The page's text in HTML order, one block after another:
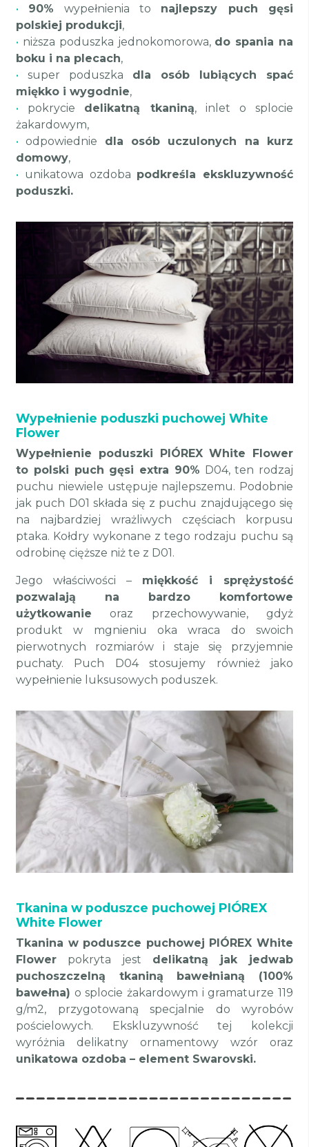
• 90% wypełnienia to najlepszy puch gęsi
polskiej produkcji,
• niższa poduszka jednokomorowa, do spania na
boku i na plecach,
• super poduszka dla osób lubiących spać
miękko i wygodnie,
• pokrycie delikatną tkaniną, inlet o splocie
żakardowym,
• odpowiednie dla osób uczulonych na kurz
domowy,
• unikatowa ozdoba podkreśla ekskluzywność
poduszki.
Wypełnienie poduszki puchowej White
Flower
Wypełnienie poduszki PIÓREX White Flower
to polski puch gęsi extra 90% D04, ten rodzaj
puchu niewiele ustępuje najlepszemu. Podobnie
jak puch D01 składa się z puchu znajdującego się
na najbardziej wrażliwych częściach korpusu
ptaka. Kołdry wykonane z tego rodzaju puchu są
odrobinę cięższe niż te z D01.
Jego właściwości – miękkość i sprężystość
pozwalają na bardzo komfortowe
użytkowanie oraz przechowywanie, gdyż
produkt w mgnieniu oka wraca do swoich
pierwotnych rozmiarów i staje się przyjemnie
puchaty. Puch D04 stosujemy również jako
wypełnienie luksusowych poduszek.
Tkanina w poduszce puchowej PIÓREX
White Flower
Tkanina w poduszce puchowej PIÓREX White
Flower pokryta jest delikatną jak jedwab
puchoszczelną tkaniną bawełnianą (100%
bawełna) o splocie żakardowym i gramaturze 119
g/m2, przygotowaną specjalnie do wyrobów
pościelowych. Ekskluzywność tej kolekcji
wyróżnia delikatny ornamentowy wzór oraz
unikatowa ozdoba – element Swarovski.